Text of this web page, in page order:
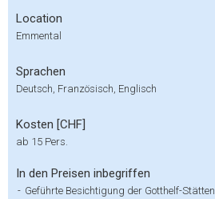
Location
Emmental
Sprachen
Deutsch, Französisch, Englisch
Kosten [CHF]
ab 15 Pers.
In den Preisen inbegriffen
- Geführte Besichtigung der Gotthelf-Stätten